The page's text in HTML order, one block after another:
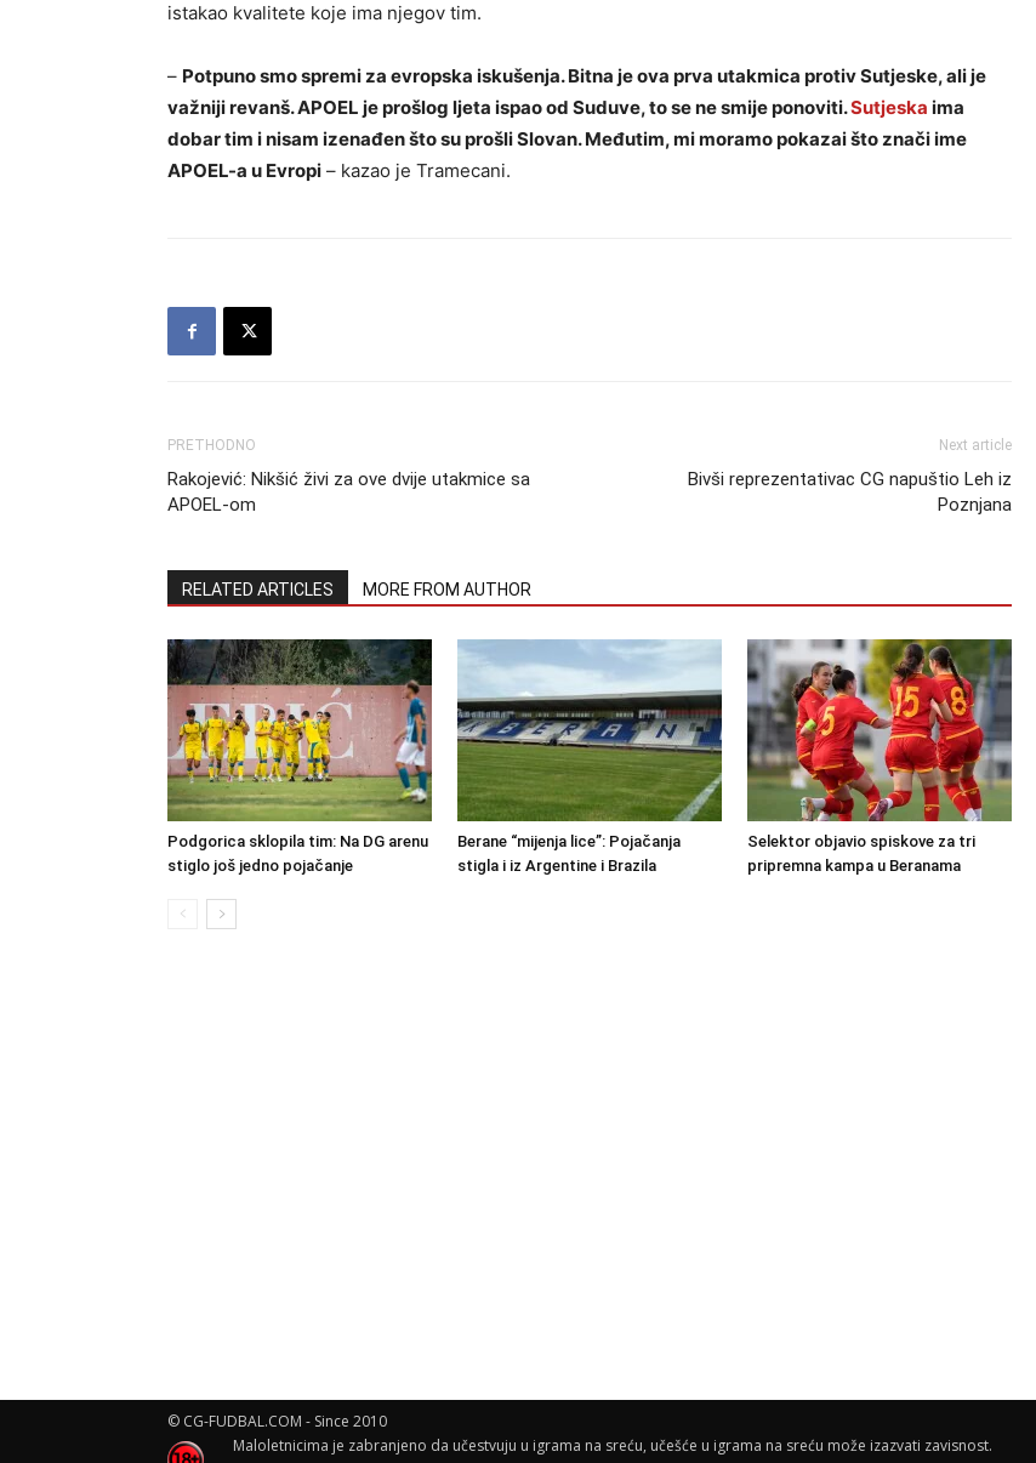
istakao kvalitete koje ima njegov tim.
– Potpuno smo spremi za evropska iskušenja. Bitna je ova prva utakmica protiv Sutjeske, ali je
važniji revanš. APOEL je prošlog ljeta ispao od Suduve, to se ne smije ponoviti.Sutjeska ima
dobar tim i nisam izenađen što su prošli Slovan. Međutim, mi moramo pokazai što znači ime
APOEL-a u Evropi – kazao je Tramecani.
PRETHODNO
Rakojević: Nikšić živi za ove dvije utakmice sa
APOEL-om
Next article
Bivši reprezentativac CG napuštio Leh iz
Poznjana
RELATED ARTICLES MORE FROM AUTHOR
Podgorica sklopila tim: Na DG arenu
stiglo još jedno pojačanje
Berane “mijenja lice”: Pojačanja
stigla i iz Argentine i Brazila
Selektor objavio spiskove za tri
pripremna kampa u Beranama
© CG-FUDBAL.COM - Since 2010
Maloletnicima je zabranjeno da učestvuju u igrama na sreću, učešće u igrama na sreću može izazvati zavisnost.